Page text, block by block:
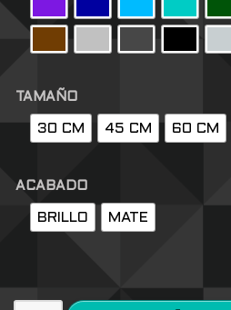
TAMAÑO
30 CM 45 CM 60 CM
ACABADO
BRILLO MATE